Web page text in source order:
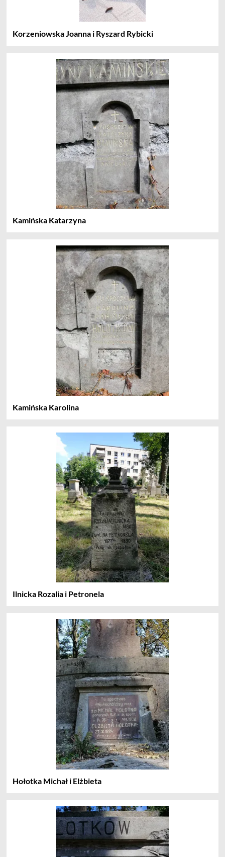
Korzeniowska Joanna i Ryszard Rybicki
Kamińska Katarzyna
Kamińska Karolina
Ilnicka Rozalia i Petronela
Hołotka Michał i Elżbieta